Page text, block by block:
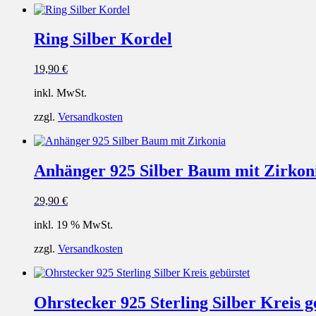
Ring Silber Kordel
19,90 €
inkl. MwSt.
zzgl. Versandkosten
Anhänger 925 Silber Baum mit
29,90 €
inkl. 19 % MwSt.
zzgl. Versandkosten
Ohrstecker 925 Sterling Silber Kreis